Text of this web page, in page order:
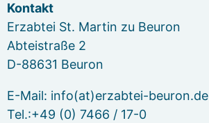
Kontakt
Erzabtei St. Martin zu Beuron
Abteistraße 2
D-88631 Beuron
E-Mail: info(at)erzabtei-beuron.de
Tel.:+49 (0) 7466 / 17-0